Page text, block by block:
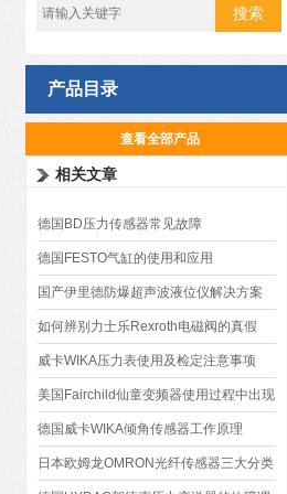
产品目录
查看全部产品
相关文章
德国BD压力传感器常见故障
德国FESTO气缸的使用和应用
国产伊里德防爆超声波液位仪解决方案
如何辨别力士乐Rexroth电磁阀的真假
威卡WIKA压力表使用及检定注意事项
美国Fairchild仙童变频器使用过程中出现
的故障及处理
德国威卡WIKA倾角传感器工作原理
日本欧姆龙OMRON光纤传感器三大分类